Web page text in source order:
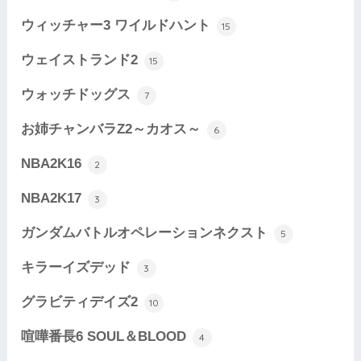
ウィッチャー3 ワイルドハント 15
ウェイストランド2 15
ウォッチドッグス 7
お姉チャンバラZ2～カオス～ 6
NBA2K16 2
NBA2K17 3
ガンダムバトルオペレーションネクスト 5
キラーイズデッド 3
グラビティデイズ2 10
喧嘩番長6 SOUL＆BLOOD 4